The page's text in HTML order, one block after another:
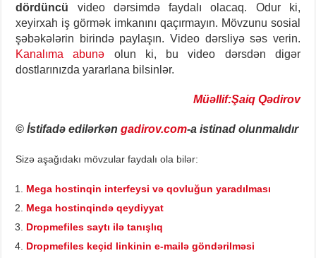
dördüncü video dərsimdə faydalı olacaq. Odur ki,
xeyirxah iş görmək imkanını qaçırmayın. Mövzunu sosial
şəbəkələrin birində paylaşın. Video dərsliyə səs verin.
Kanalıma abunə olun ki, bu video dərsdən digər
dostlarınızda yararlana bilsinlər.
Müəllif:Şaiq Qədirov
© İstifadə edilərkəngadirov.com-a istinad olunmalıdır
Sizə aşağıdakı mövzular faydalı ola bilər:
Mega hostinqin interfeysi və qovluğun yaradılması
Mega hostinqində qeydiyyat
Dropmefiles saytı ilə tanışlıq
Dropmefiles keçid linkinin e-mailə göndərilməsi